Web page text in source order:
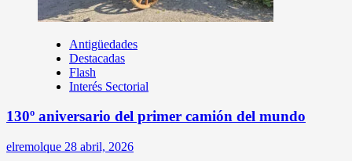
Antigüedades
Destacadas
Flash
Interés Sectorial
130º aniversario del primer camión del mundo
elremolque 28 abril, 2026